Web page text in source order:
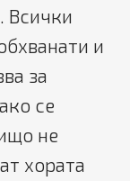
Всички
и
за
се
не
хората